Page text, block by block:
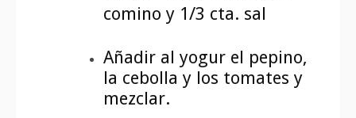
comino y 1/3 cta. sal
Añadir al yogur el pepino,
la cebolla y los tomates y
mezclar.